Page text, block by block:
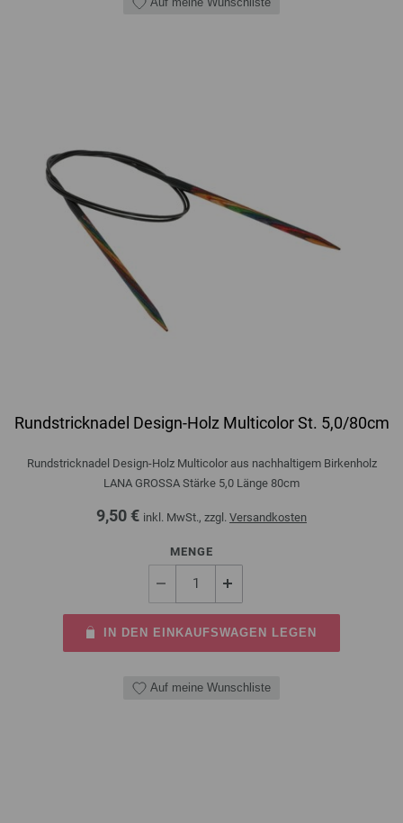
Rundstricknadel Design-Holz Multicolor St. 5,0/80cm
Rundstricknadel Design-Holz Multicolor aus nachhaltigem Birkenholz
LANA GROSSA Stärke 5,0 Länge 80cm
9,50 € inkl. MwSt., zzgl. Versandkosten
MENGE
IN DEN EINKAUFSWAGEN LEGEN
Auf meine Wunschliste